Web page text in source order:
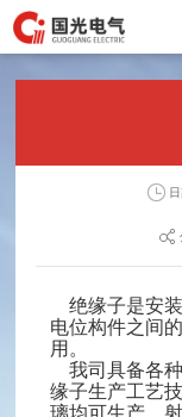
真空应用设备
真空部件
飞机厨房设备
绝缘子是安
电位构件之间
用。
我司具备各
缘子生产工艺
璃均可生产。